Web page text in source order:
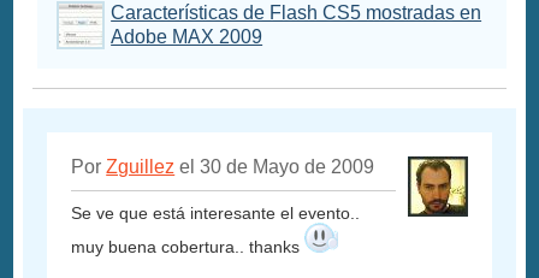
Características de Flash CS5 mostradas en
Adobe MAX 2009
PorZguillez el 30 de Mayo de 2009
Se ve que está interesante el evento..
muy buena cobertura.. thanks